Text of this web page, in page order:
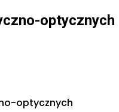
optycznych